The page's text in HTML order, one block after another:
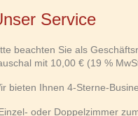
Service
beachten Sie als
mit 10,00 € (19 %
bieten Ihnen 4-Sterne-
oder Doppelzimmer